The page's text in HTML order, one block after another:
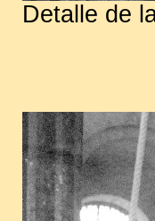
Detalle de